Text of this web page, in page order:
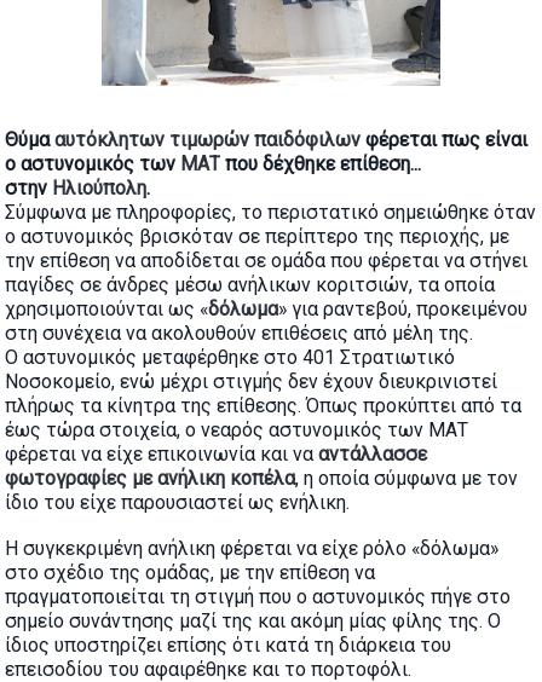
Θύμααυτόκλητων τιμωρών παιδόφιλων φέρεται πως είναι
ο αστυνομικός των ΜΑΤ που δέχθηκε επίθεση...
στην Ηλιούπολη.
Σύμφωνα με πληροφορίες, το περιστατικό σημειώθηκε όταν
ο αστυνομικός βρισκόταν σε περίπτερο της περιοχής, με
την επίθεση να αποδίδεται σε ομάδα που φέρεται να στήνει
παγίδες σε άνδρες μέσω ανήλικων κοριτσιών, τα οποία
χρησιμοποιούνται ως «δόλωμα» για ραντεβού, προκειμένου
στη συνέχεια να ακολουθούν επιθέσεις από μέλη της.
Ο αστυνομικός μεταφέρθηκε στο 401 Στρατιωτικό
Νοσοκομείο, ενώ μέχρι στιγμής δεν έχουν διευκρινιστεί
πλήρως τα κίνητρα της επίθεσης. Όπως προκύπτει από τα
έως τώρα στοιχεία, ο νεαρός αστυνομικός των ΜΑΤ
φέρεται να είχε επικοινωνία και νααντάλλασσε
φωτογραφίες με ανήλικη κοπέλα, η οποία σύμφωνα με τον
ίδιο του είχε παρουσιαστεί ως ενήλικη.
Η συγκεκριμένη ανήλικη φέρεται να είχε ρόλο «δόλωμα»
στο σχέδιο της ομάδας, με την επίθεση να
πραγματοποιείται τη στιγμή που ο αστυνομικός πήγε στο
σημείο συνάντησης μαζί της και ακόμη μίας φίλης της. Ο
ίδιος υποστηρίζει επίσης ότι κατά τη διάρκεια του
επεισοδίου του αφαιρέθηκε και το πορτοφόλι.